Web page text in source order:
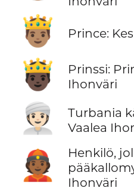
🤴🏽 Prince:
🤴🏿
Prinssi:
Ihonväri
👳🏻‍♀️
Turbania
Vaalea
👲🏾
Henkilö,
Ihonväri